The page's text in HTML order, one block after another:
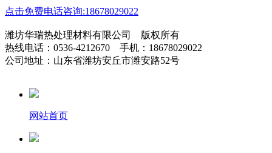
点击免费电话咨询:18678029022
潍坊华瑞热处理材料有限公司 版权所有
热线电话：0536-4212670 手机：18678029022
公司地址：山东省潍坊安丘市潍安路52号
网站首页